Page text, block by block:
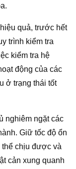
quả, trước hết
trình kiểm tra
kiểm tra hệ
động của các
ở trạng thái tốt
nghiêm ngặt các
Giữ tốc độ ổn
thể chịu được và
cản xung quanh